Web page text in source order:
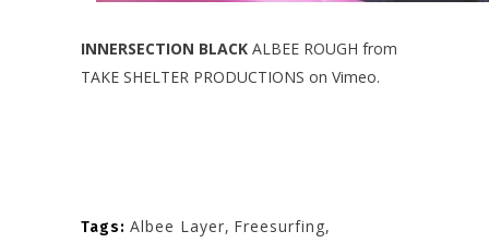
INNERSECTION BLACK ALBEE ROUGH from
TAKE SHELTER PRODUCTIONS on Vimeo.
Tags: Albee Layer, Freesurfing,